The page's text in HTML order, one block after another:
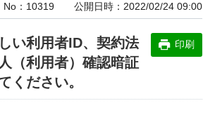
No 10319 公開日時 2022/02/24 09:00
い利用者ID、契約法
（利用者）確認暗証
ください。
印刷